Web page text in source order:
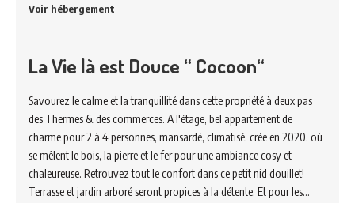
Voir hébergement
La Vie là est Douce “ Cocoon“
Savourez le calme et la tranquillité dans cette propriété à deux pas
des Thermes & des commerces. A l'étage, bel appartement de
charme pour 2 à 4 personnes, mansardé, climatisé, crée en 2020, où
se mêlent le bois, la pierre et le fer pour une ambiance cosy et
chaleureuse. Retrouvez tout le confort dans ce petit nid douillet!
Terrasse et jardin arboré seront propices à la détente. Et pour les…